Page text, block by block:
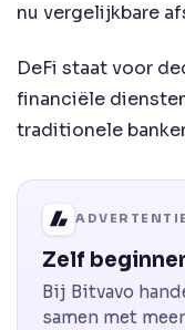
nu vergelijkbare
DeFi staat voor
financiële
traditionele
Zelf
Bij Bitvavo
samen met